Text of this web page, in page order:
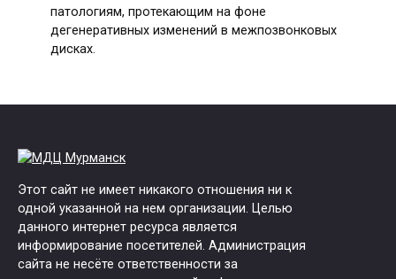
патологиям, протекающим на фоне
дегенеративных изменений в межпозвонковых
дисках.
Этот сайт не имеет никакого отношения ни к
одной указанной на нем организации. Целью
данного интернет ресурса является
информирование посетителей. Администрация
сайта не несёте ответственности за